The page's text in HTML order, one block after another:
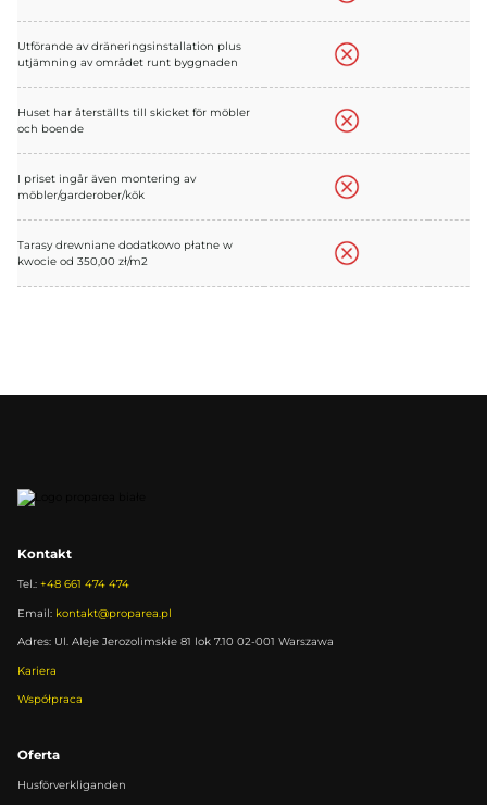
Utförande av dräneringsinstallation plus
utjämning av området runt byggnaden
Huset har återställts till skicket för möbler
och boende
I priset ingår även montering av
möbler/garderober/kök
Tarasy drewniane dodatkowo płatne w
kwocie od 350,00 zł/m2
Kontakt
Tel.: +48 661 474 474
Email: kontakt@proparea.pl
Adres: Ul. Aleje Jerozolimskie 81 lok 7.10 02-001 Warszawa
Kariera
Współpraca
Oferta
Husförverkliganden